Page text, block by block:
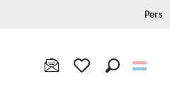
Pers